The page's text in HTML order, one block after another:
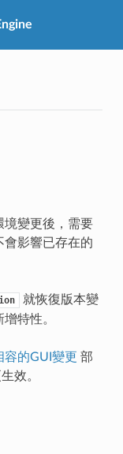
境變更後，需要
會影響已存在的
就恢復版本變
特性。
容的GUI變更 部
效。